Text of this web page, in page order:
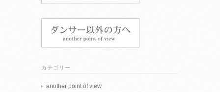
カテゴリー
another point of view